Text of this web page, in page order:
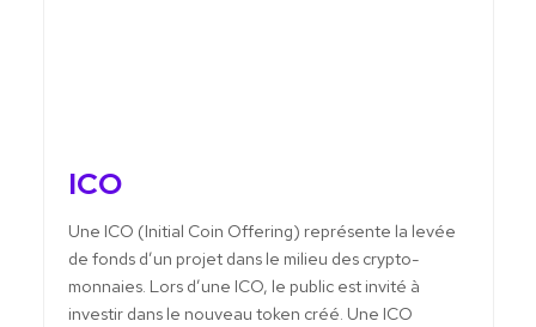
ICO
Une ICO (Initial Coin Offering) représente la levée
de fonds d’un projet dans le milieu des crypto-
monnaies. Lors d’une ICO, le public est invité à
investir dans le nouveau token créé. Une ICO